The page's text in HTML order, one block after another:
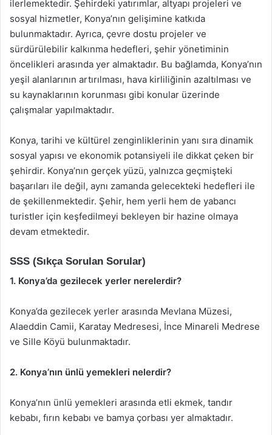
ilerlemektedir. Şehirdeki yatırımlar, altyapı projeleri ve
sosyal hizmetler, Konya’nın gelişimine katkıda
bulunmaktadır. Ayrıca, çevre dostu projeler ve
sürdürülebilir kalkınma hedefleri, şehir yönetiminin
öncelikleri arasında yer almaktadır. Bu bağlamda, Konya’nın
yeşil alanlarının artırılması, hava kirliliğinin azaltılması ve
su kaynaklarının korunması gibi konular üzerinde
çalışmalar yapılmaktadır.
Konya, tarihi ve kültürel zenginliklerinin yanı sıra dinamik
sosyal yapısı ve ekonomik potansiyeli ile dikkat çeken bir
şehirdir. Konya’nın gerçek yüzü, yalnızca geçmişteki
başarıları ile değil, aynı zamanda gelecekteki hedefleri ile
de şekillenmektedir. Şehir, hem yerli hem de yabancı
turistler için keşfedilmeyi bekleyen bir hazine olmaya
devam etmektedir.
SSS (Sıkça Sorulan Sorular)
1. Konya’da gezilecek yerler nerelerdir?
Konya’da gezilecek yerler arasında Mevlana Müzesi,
Alaeddin Camii, Karatay Medresesi, İnce Minareli Medrese
ve Sille Köyü bulunmaktadır.
2. Konya’nın ünlü yemekleri nelerdir?
Konya’nın ünlü yemekleri arasında etli ekmek, tandır
kebabı, fırın kebabı ve bamya çorbası yer almaktadır.